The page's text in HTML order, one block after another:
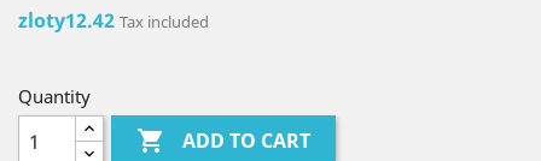
zloty12.42 Tax included
Quantity
 ADD TO CART